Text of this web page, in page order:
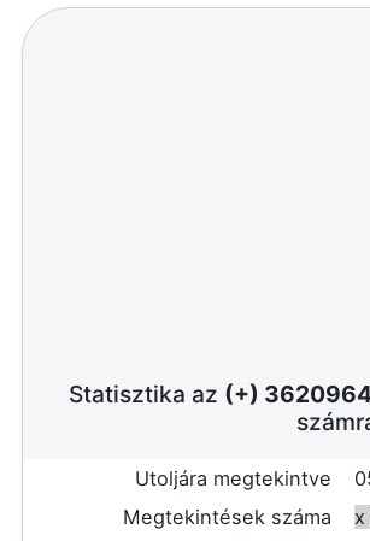
Statisztika az (+)
Utoljára megtekintve
Megtekintések száma
x